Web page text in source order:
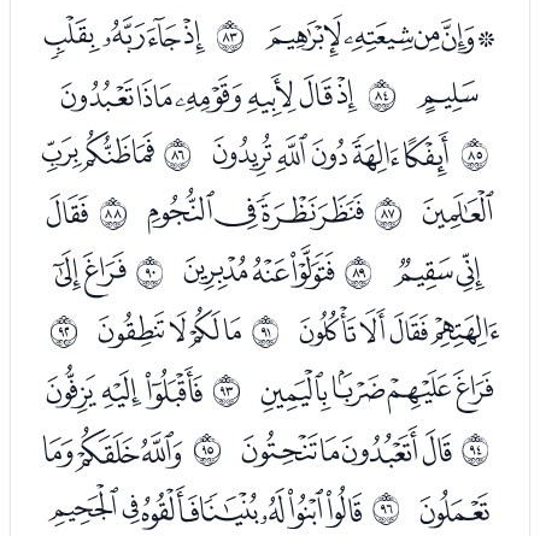
ﭯﭰﭱﭲﭳ ﱒﭵﭶﭷﭸ
ﭹ ﱓﭻﭼﭽﭾﭿﮀ
ﱔ ﮂﮃﮄﮅﮆ ﱕﮈﮉﮊ
ﮋ ﱖﮍﮎﮏﮐ ﱗﮒ
ﮓﮔ ﱘﮖﮗﮘ ﱙﮚﮛ
ﮜﮝﮞﮟ ﱚﮡﮢﮣﮤ ﱛ
ﮦﮧﮨﮩ ﱜﮫﮬﮭ
ﱝﮯﮰﮱﯓ ﱞﯕﯖﯗ
ﯘ ﱟﯚﯛﯜﯝﯞﯟﯠ